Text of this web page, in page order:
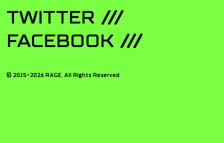
TWITTER
FACEBOOK
© 2015-2026 RAGE. All Rights Reserved